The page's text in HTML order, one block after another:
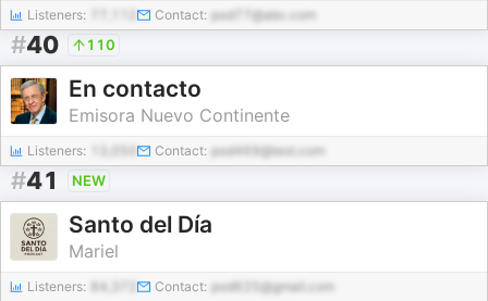
Listeners: Contact: pod77@abc.com
#40 110
En contacto
Emisora Nuevo Continente
Listeners: Contact: pod469@test.com
#41 NEW
Santo del Día
Mariel
Listeners: 84,372 Contact: pod625@gmail.com